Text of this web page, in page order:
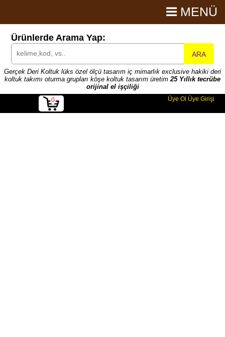
MENÜ
Ürünlerde Arama Yap:
ARA
Gerçek Deri Koltuk lüks özel ölçü tasarım iç mimarlık exclusive hakiki deri
koltuk takımı oturma grupları köşe koltuk tasarım üretim25 Yıllık tecrübe
orijinal el işçiliği
0 Üye Ol Üye Girişi